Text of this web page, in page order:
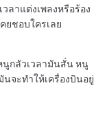
วลาแต่งเพลงหรือร้อง
ยชอบใครเลย
นูกลัวเวลามันสั่น หนู
จะทำให้เครื่องบินอยู่